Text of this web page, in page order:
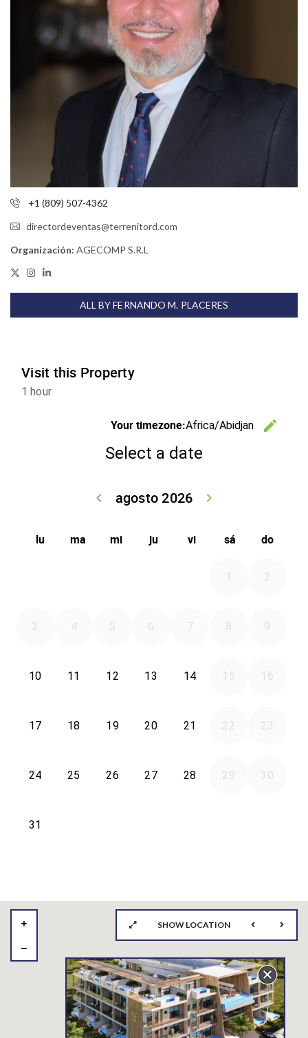
+1 (809) 507-4362
directordeventas@terrenitord.com
Organización: AGECOMP S.R.L
ALL BY FERNANDO M. PLACERES
79
SHOW LOCATION